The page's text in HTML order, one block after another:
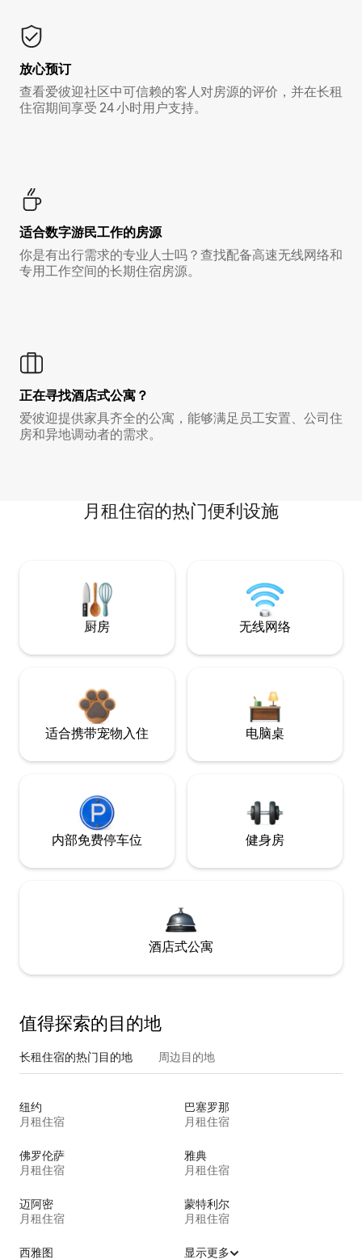
放心预订
查看爱彼迎社区中可信赖的客人对房源的评价，并在长租
住宿期间享受 24 小时用户支持。
适合数字游民工作的房源
你是有出行需求的专业人士吗？查找配备高速无线网络和
专用工作空间的长期住宿房源。
正在寻找酒店式公寓？
爱彼迎提供家具齐全的公寓，能够满足员工安置、公司住
房和异地调动者的需求。
月租住宿的热门便利设施
厨房 无线网络
适合携带宠物入住 电脑桌
内部免费停车位 健身房
酒店式公寓
值得探索的目的地
长租住宿的热门目的地 周边目的地
纽约
月租住宿
巴塞罗那
月租住宿
佛罗伦萨
月租住宿
雅典
月租住宿
迈阿密
月租住宿
蒙特利尔
月租住宿
西雅图 显示更多